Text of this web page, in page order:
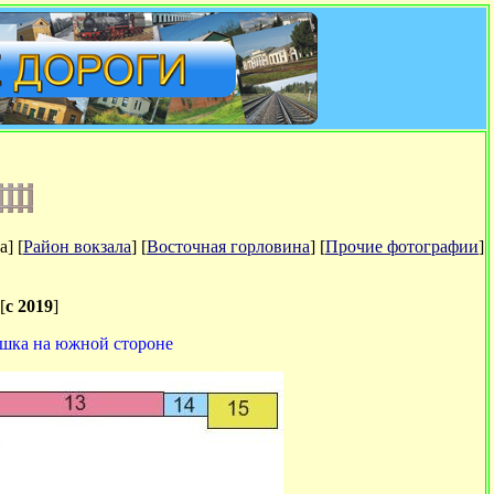
[Район вокзала] [Восточная горловина] [Прочие фотографии]
c 2019]
на южной стороне